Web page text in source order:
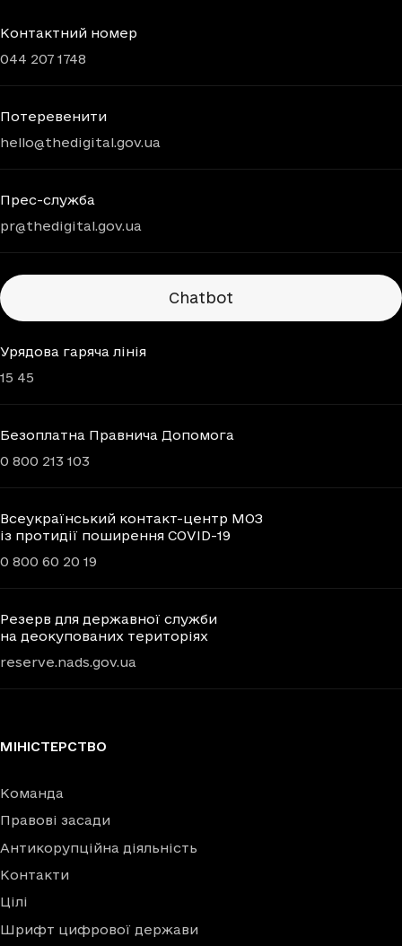
Контактний номер
044 207 1748
Потеревенити
hello@thedigital.gov.ua
Прес-служба
pr@thedigital.gov.ua
Chatbots
Chatbot
Урядова гаряча лінія
15 45
Безоплатна Правнича Допомога
0 800 213 103
Всеукраїнський контакт-центр МОЗ
із протидії поширення COVID-19
0 800 60 20 19
Резерв для державної служби
на деокупованих територіях
reserve.nads.gov.ua
МІНІСТЕРСТВО
Команда
Правові засади
Антикорупційна діяльність
Контакти
Цілі
Шрифт цифрової держави